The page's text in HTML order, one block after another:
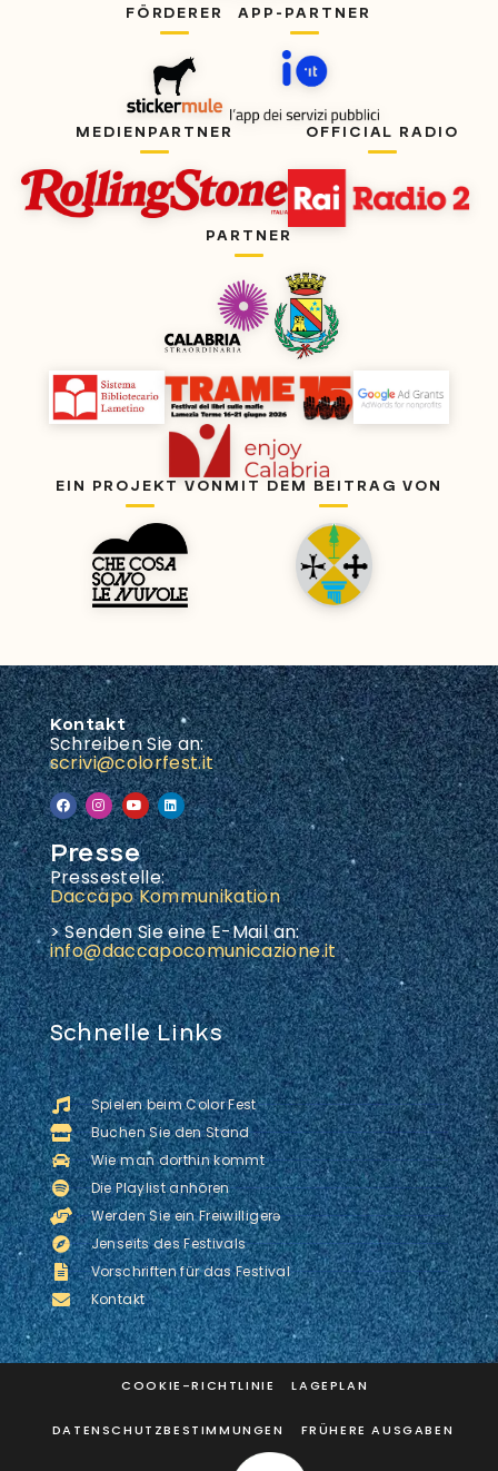
FÖRDERER APP-PARTNER
MEDIENPARTNER OFFICIAL RADIO
PARTNER
EIN PROJEKT VON MIT DEM BEITRAG VON
Kontakt
Schreiben Sie an:
scrivi@colorfest.it
Presse
Pressestelle:
Daccapo Kommunikation
> Senden Sie eine E-Mail an:
info@daccapocomunicazione.it
Schnelle Links
Spielen beim Color Fest
Buchen Sie den Stand
Wie man dorthin kommt
Die Playlist anhören
Werden Sie ein Freiwilligerə
Jenseits des Festivals
Vorschriften für das Festival
Kontakt
COOKIE-RICHTLINIE LAGEPLAN
DATENSCHUTZBESTIMMUNGEN FRÜHERE AUSGABEN